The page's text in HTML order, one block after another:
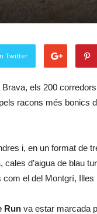
Twitter
els 200
racons més bonics
i, en un format de
d’aigua de blau
el del Montgrí, Illes
Run va estar marcada